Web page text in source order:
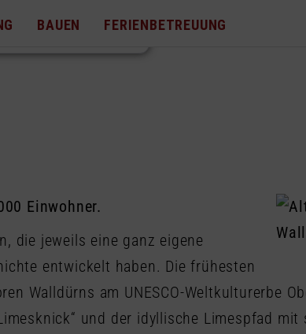
BAUEN FERIENBETREUUNG
Einwohner.
die jeweils eine ganz eigene
entwickelt haben. Die frühesten
Walldürns am UNESCO-Weltkulturerbe
und der idyllische Limespfad mit